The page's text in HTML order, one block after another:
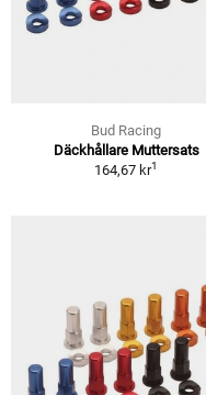
Bud Racing
Däckhållare Muttersats
164,67 kr1